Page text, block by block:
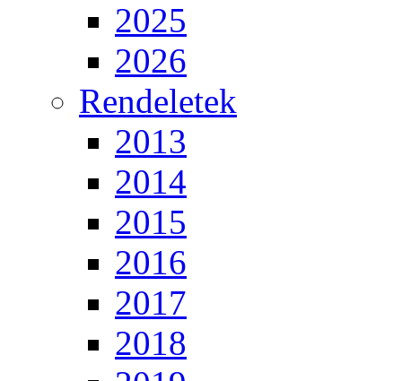
2025
2026
Rendeletek
2013
2014
2015
2016
2017
2018